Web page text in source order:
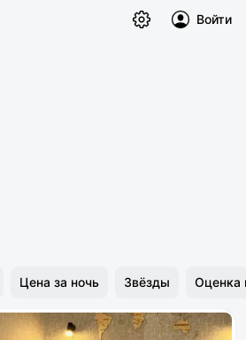
Войти
Цена за ночь Звёзды Оценка